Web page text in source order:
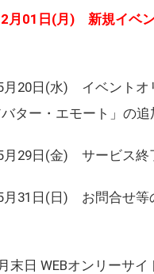
月01日(月) 新規イベ
月20日(水) イベントオ
ター・エモート」の
月29日(金) サービス終
月31日(日) お問合せ等
末日 WEBオンリーサ